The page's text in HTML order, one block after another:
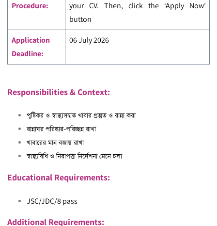
Procedure:
your CV. Then, click the ‘Apply Now’
button
Application
Deadline:
06 July 2026
Responsibilities & Context:
পুষ্টিকর ও স্বাস্থ্যসম্মত খাবার প্রস্তুত ও রান্না করা
রান্নাঘর পরিষ্কার-পরিচ্ছন্ন রাখা
খাবারের মান বজায় রাখা
স্বাস্থ্যবিধি ও নিরাপত্তা নির্দেশনা মেনে চলা
Educational Requirements:
JSC/JDC/8 pass
Additional Requirements: